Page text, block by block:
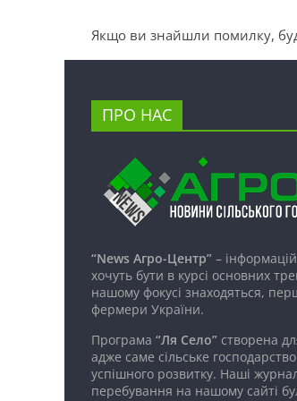
Якщо ви знайшли помилку,
ПРО НАС
“News Агро-Центр” –
хочуть бути в курсі основних
нашому фокусі знаходяться,
фермери України.
Програма “Ля Село” створена
адже саме сільське
успішного розвитку. Наші
перебування на нашому сайті